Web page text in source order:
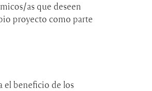
as que deseen
proyecto como parte
el beneficio de los